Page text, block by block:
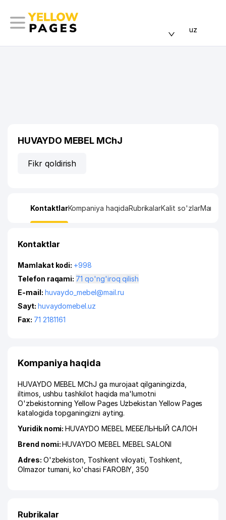
uz
HUVAYDO MEBEL MChJ
Fikr qoldirish
KontaktlarKompaniya haqidaRubrikalarKalit so'zlarManzil
Kontaktlar
Mamlakat kodi: +998
Telefon raqami:
71 qo'ng'iroq qilish
E-mail: huvaydo_mebel@mail.ru
Sayt: huvaydomebel.uz
Fax: 71 2181161
Kompaniya haqida
HUVAYDO MEBEL MChJ ga murojaat qilganingizda,
iltimos, ushbu tashkilot haqida ma'lumotni
O'zbekistonning Yellow Pages Uzbekistan Yellow Pages
katalogida topganingizni ayting.
Yuridik nomi:HUVAYDO MEBEL МЕБЕЛЬНЫЙ САЛОН
Brend nomi:HUVAYDO MEBEL MEBEL SALONI
Adres: O'zbekiston, Toshkent viloyati Toshkent
Olmazor tumani ,ko'chasi FAROBIY , 350
Rubrikalar